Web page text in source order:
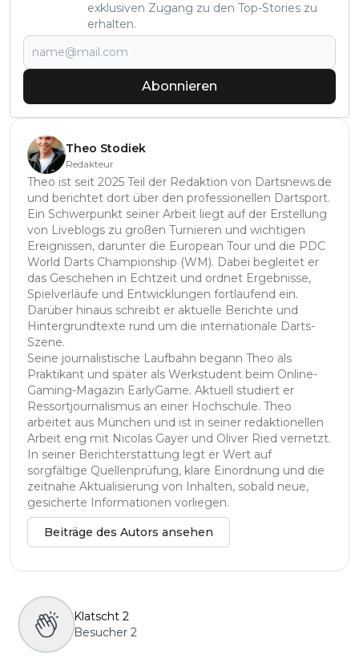
exklusiven Zugang zu den Top-Stories zu
erhalten.
Abonnieren
Theo Stodiek
Redakteur
Theo ist seit 2025 Teil der Redaktion von Dartsnews.de
und berichtet dort über den professionellen Dartsport.
Ein Schwerpunkt seiner Arbeit liegt auf der Erstellung
von Liveblogs zu großen Turnieren und wichtigen
Ereignissen, darunter die European Tour und die PDC
World Darts Championship (WM). Dabei begleitet er
das Geschehen in Echtzeit und ordnet Ergebnisse,
Spielverläufe und Entwicklungen fortlaufend ein.
Darüber hinaus schreibt er aktuelle Berichte und
Hintergrundtexte rund um die internationale Darts-
Szene.
Seine journalistische Laufbahn begann Theo als
Praktikant und später als Werkstudent beim Online-
Gaming-Magazin EarlyGame. Aktuell studiert er
Ressortjournalismus an einer Hochschule. Theo
arbeitet aus München und ist in seiner redaktionellen
Arbeit eng mit Nicolas Gayer und Oliver Ried vernetzt.
In seiner Berichterstattung legt er Wert auf
sorgfältige Quellenprüfung, klare Einordnung und die
zeitnahe Aktualisierung von Inhalten, sobald neue,
gesicherte Informationen vorliegen.
Beiträge des Autors ansehen
Klatscht 2
Besucher 2